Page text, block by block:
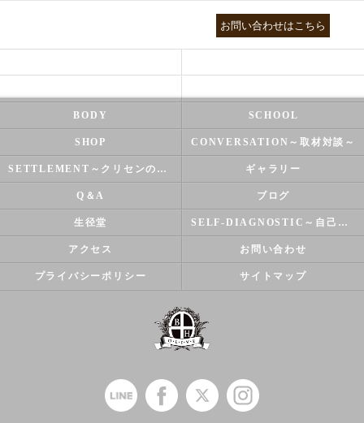
お問い合わせはこちら
BODY SCHOOL
SHOP CONVERSATION～取材対談～
SETTLEMENT～クリセンのズバリ解決シリーズ～ ギャラリー
Q＆A ブログ
生径堂 SELF-DIAGNOSTIC～自己診断～
アクセス お問い合わせ
プライバシーポリシー サイトマップ